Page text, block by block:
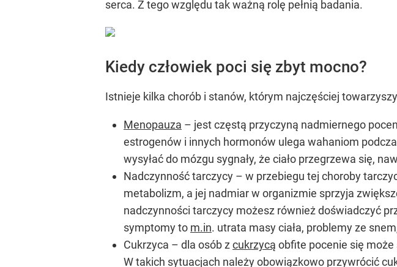
serca. Z tego względu tak ważną rolę pełnią badania.
Kiedy człowiek poci się zbyt mocno?
Istnieje kilka chorób i stanów, którym najczęściej
Menopauza – jest częstą przyczyną nadmiernego
estrogenów i innych hormonów ulega wahaniom
wysyłać do mózgu sygnały, że ciało przegrzewa się,
Nadczynność tarczycy – w przebiegu tej choroby
metabolizm, a jej nadmiar w organizmie sprzyja
nadczynności tarczycy możesz również doświadczyć
symptomy to m.in. utrata masy ciała, problemy ze
Cukrzyca – dla osób zcukrzycą obfite pocenie się
W takich sytuacjach należy obowiązkowo przywrócić